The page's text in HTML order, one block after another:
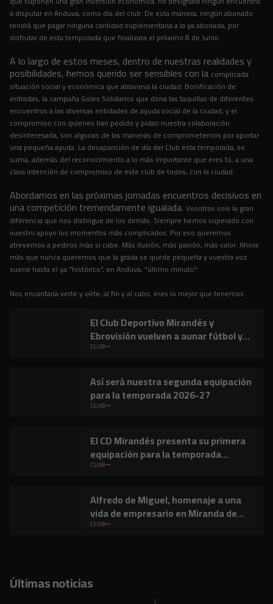
a disputar en Anduva, como día del club. De esta manera, ningún abonado
tendrá que pagar ninguna cantidad suplementaria a la ya abonada, por
disfrutar de esta temporada que finalizara el próximo 8 de Junio.
A lo largo de estos meses, dentro de nuestras realidades y
posibilidades, hemos querido ser sensibles con la complicada
situación social y económica que atraviesa la ciudad. Bonificación de
entradas, la campaña Goles Solidarios que dona las taquillas de diferentes
encuentros a las diversas entidades de ayuda social de la ciudad, y el
compromiso con quienes han pedido y pidan nuestra colaboración
desinteresada, son algunas de las maneras de comprometernos por aportar
una pequeña ayuda. La desaparición de día del Club esta temporada, se
suma, además del reconocimiento alo más importante que eres tú, a una
clara intención de compromiso de este club de todos, con la ciudad.
Abordamos en las próximas jornadas encuentros decisivos en
una competición tremendamente igualada. Vosotros sois la gran
diferencia que nos distingue de los demás. Siempre hemos superado con
vuestro apoyo los momentos más complicados. Por eso queremos
atrevernos a pediros más si cabe. Más ilusión, más pasión, más calor.Ahora
más que nunca queremos que la grada se quede pequeña y vuestra voz
suene hasta el ya "histórico", en Anduva, "último minuto".
Nos encantaría verte y oírte, al fin y al cabo, eres lo mejor que tenemos.
El Club Deportivo Mirandés y
Ebrovisión vuelven a aunar fútbol y
música en Miranda de Ebro
CLUB
Así será nuestra segunda equipación
para la temporada 2026-27
CLUB
El CD Mirandés presenta su primera
equipación para la temporada
2026/27
CLUB
Alfredo de Miguel, homenaje a una
vida de empresario en Miranda de
Ebro
CLUB
Últimas noticias